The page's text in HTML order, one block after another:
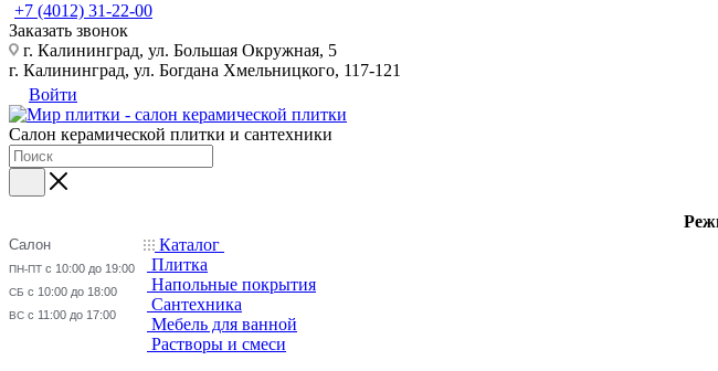
+7 (4012) 31-22-00
Заказать звонок
г. Калининград, ул. Большая Окружная, 5
г. Калининград, ул. Богдана Хмельницкого, 117-121
Войти
Салон керамической плитки и сантехники
Салон
ПН-ПТ с 10:00 до 19:00
СБ с 10:00 до 18:00
ВС с 11:00 до 17:00
Каталог
Плитка
Напольные покрытия
Сантехника
Мебель для ванной
Растворы и смеси